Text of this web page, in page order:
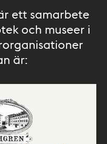
ett samarbete
och museer i
är: